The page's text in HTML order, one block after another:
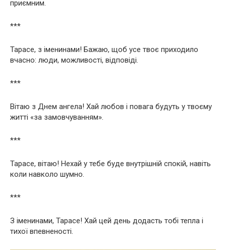
приємним.
***
Тарасе, з іменинами! Бажаю, щоб усе твоє приходило
вчасно: люди, можливості, відповіді.
***
Вітаю з Днем ангела! Хай любов і повага будуть у твоєму
житті «за замовчуванням».
***
Тарасе, вітаю! Нехай у тебе буде внутрішній спокій, навіть
коли навколо шумно.
***
З іменинами, Тарасе! Хай цей день додасть тобі тепла і
тихої впевненості.